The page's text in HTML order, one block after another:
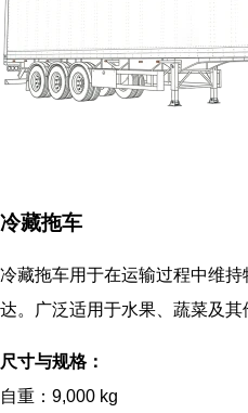
冷藏拖车
冷藏拖车用于在运输过程中维
达。广泛适用于水果、蔬菜及其
尺寸与规格：
自重：9,000 kg